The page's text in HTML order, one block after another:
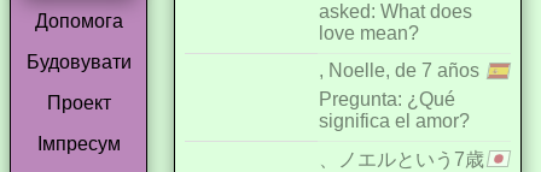
Допомога
Будовувати
Проект
Імпресум
asked: What does
love mean?
, Noelle, de 7 años
Pregunta: ¿Qué
significa el amor?
、ノエルという7歳